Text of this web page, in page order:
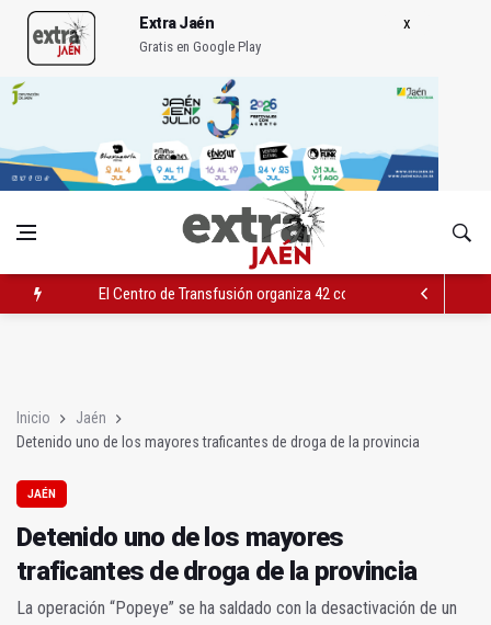
Extra Jaén
Gratis en Google Play
El Centro de Transfusión organiza 42 colectas de sangre en la
Inicio
Jaén
Detenido uno de los mayores traficantes de droga de la provincia
JAÉN
Detenido uno de los mayores
traficantes de droga de la provincia
La operación “Popeye” se ha saldado con la desactivación de un